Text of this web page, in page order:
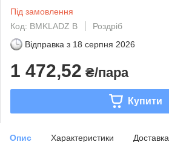
Під замовлення
Код: BMKLADZ B
Роздріб
Відправка з 18 серпня 2026
1 472,52 ₴/пара
Купити
Опис Характеристики Доставка